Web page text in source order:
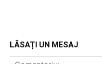
LĂSAȚI UN MESAJ